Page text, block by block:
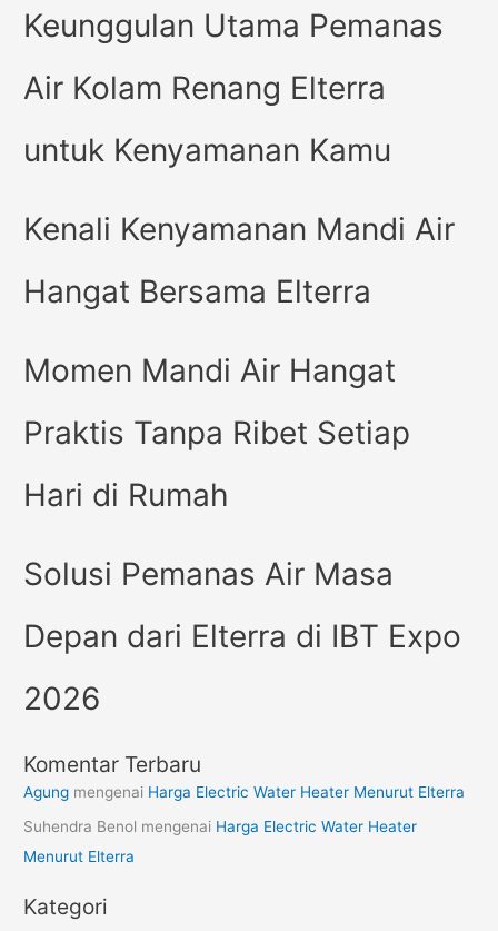
Keunggulan Utama Pemanas
Air Kolam Renang Elterra
untuk Kenyamanan Kamu
Kenali Kenyamanan Mandi Air
Hangat Bersama Elterra
Momen Mandi Air Hangat
Praktis Tanpa Ribet Setiap
Hari di Rumah
Solusi Pemanas Air Masa
Depan dari Elterra di IBT Expo
2026
Komentar Terbaru
Agung mengenai Harga Electric Water Heater Menurut Elterra
Suhendra Benol mengenai Harga Electric Water Heater
Menurut Elterra
Kategori